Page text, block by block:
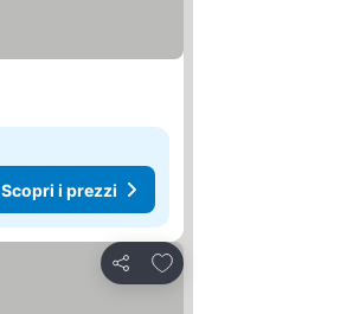
Scopri i prezzi
Condividi
Aggiungi ai preferiti